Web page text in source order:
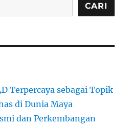
CARI
Terpercaya sebagai Topik
di Dunia Maya
dan Perkembangan